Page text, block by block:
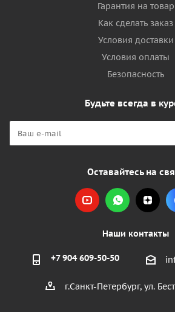
Гарантия на товар
Как сделать заказ
Условия доставки
Условия оплаты
Безопасность
Будьте всегда в
Оставайтесь на
Наши контакты
+7 904 609-50-50
г.Санкт-Петербург, ул.